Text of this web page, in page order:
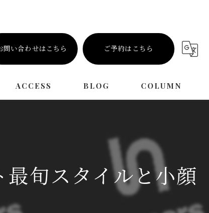
問い合わせはこちら ご予約はこちら
ACCESS BLOG COLUMN
旬スタイルと小顔